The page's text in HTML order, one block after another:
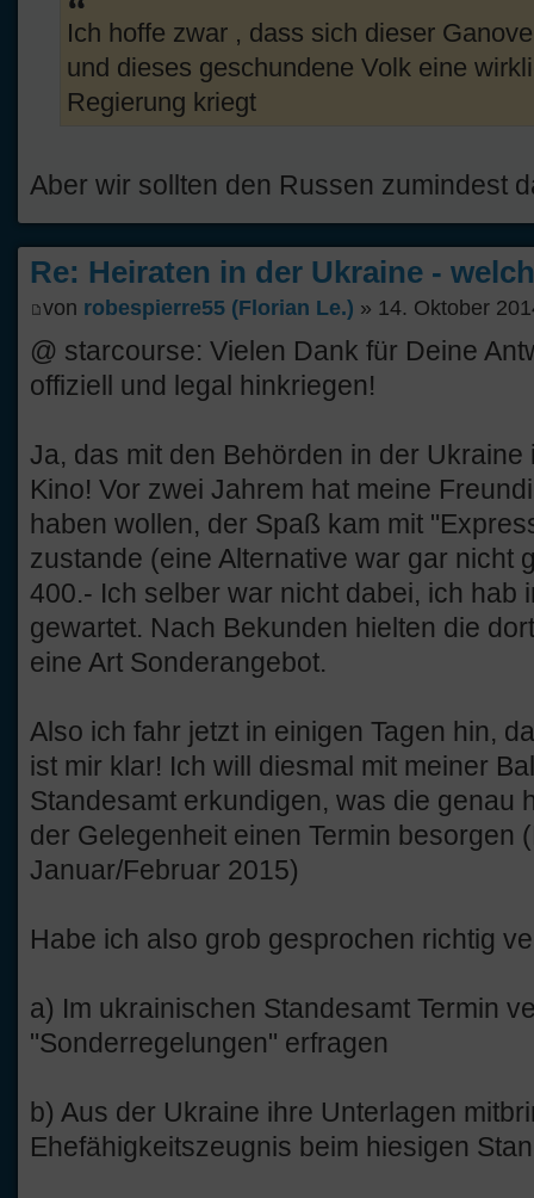
Ich hoffe zwar , dass sich dieser
und dieses geschundene Volk eine
Regierung kriegt
Aber wir sollten den Russen zumindest
Re: Heiraten in der Ukraine -
von robespierre55 (Florian Le.) » 14. Oktober
@ starcourse: Vielen Dank für Deine
offiziell und legal hinkriegen!
Ja, das mit den Behörden in der
Kino! Vor zwei Jahrem hat meine
haben wollen, der Spaß kam mit
zustande (eine Alternative war gar nicht
400.- Ich selber war nicht dabei, ich hab
gewartet. Nach Bekunden hielten die
eine Art Sonderangebot.
Also ich fahr jetzt in einigen Tagen hin,
ist mir klar! Ich will diesmal mit meiner
Standesamt erkundigen, was die genau
der Gelegenheit einen Termin besorgen
Januar/Februar 2015)
Habe ich also grob gesprochen richtig
a) Im ukrainischen Standesamt Termin
"Sonderregelungen" erfragen
b) Aus der Ukraine ihre Unterlagen
Ehefähigkeitszeugnis beim hiesigen